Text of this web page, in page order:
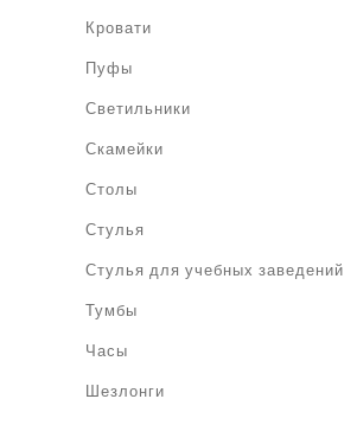
Кровати
Пуфы
Светильники
Скамейки
Столы
Стулья
Стулья для учебных заведений
Тумбы
Часы
Шезлонги